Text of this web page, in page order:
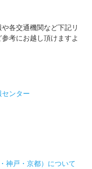
各交通機関など下記リ
考にお越し頂けますよ
ンター
戸・京都）について